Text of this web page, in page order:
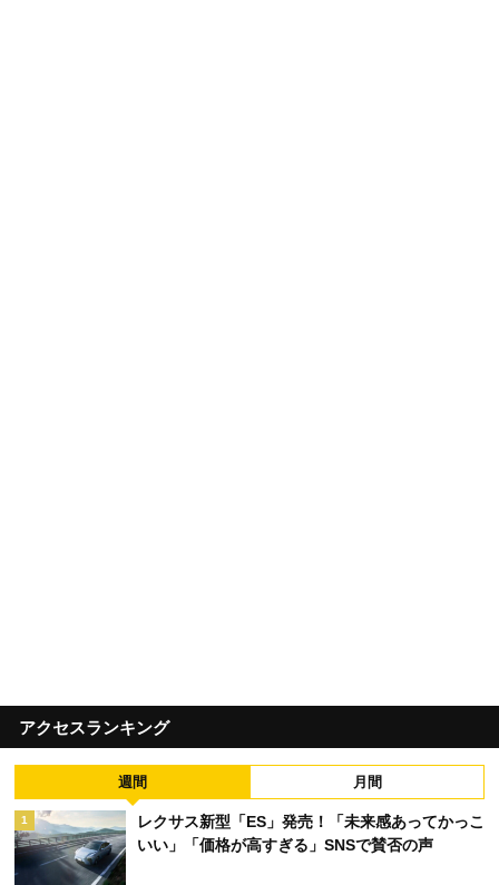
アクセスランキング
週間 月間
1
レクサス新型「ES」発売！「未来感あってかっこ
いい」「価格が高すぎる」SNSで賛否の声